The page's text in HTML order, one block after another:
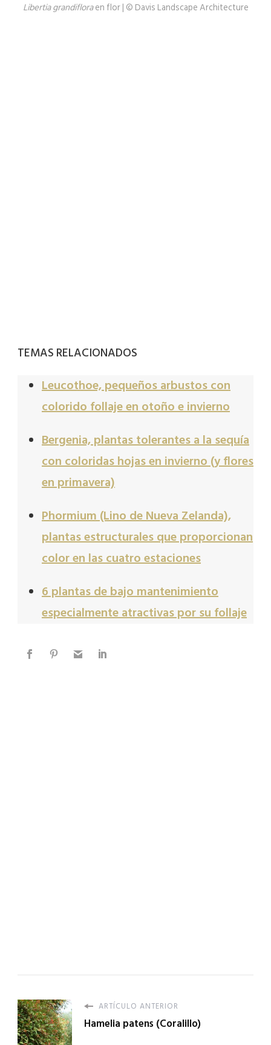
Libertia grandifloraen flor | © Davis Landscape Architecture
TEMAS RELACIONADOS
Leucothoe, pequeños arbustos con
colorido follaje en otoño e invierno
Bergenia, plantas tolerantes a la sequía
con coloridas hojas en invierno (y flores
en primavera)
Phormium (Lino de Nueva Zelanda),
plantas estructurales que proporcionan
color en las cuatro estaciones
6 plantas de bajo mantenimiento
especialmente atractivas por su follaje
ARTÍCULO ANTERIOR
Hamelia patens (Coralillo)